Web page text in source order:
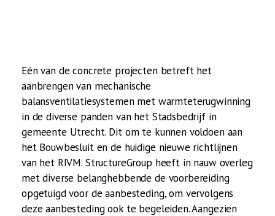
Eén van de concrete projecten betreft het
aanbrengen van mechanische
balansventilatiesystemen met warmteterugwinning
in de diverse panden van het Stadsbedrijf in
gemeente Utrecht. Dit om te kunnen voldoen aan
het Bouwbesluit en de huidige nieuwe richtlijnen
van het RIVM. StructureGroup heeft in nauw overleg
met diverse belanghebbende de voorbereiding
opgetuigd voor de aanbesteding, om vervolgens
deze aanbesteding ook te begeleiden. Aangezien